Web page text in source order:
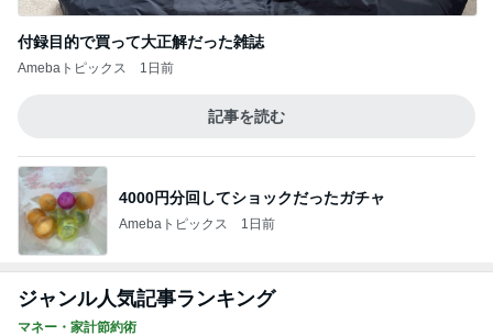
付録目的で買って大正解だった雑誌
Amebaトピックス 1日前
記事を読む
4000円分回してショックだったガチャ
Amebaトピックス 1日前
ジャンル人気記事ランキング
マネー・家計節約術